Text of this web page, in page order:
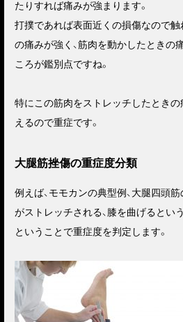
たりすれば痛みが強まります。
打撲であれば表面近くの損傷なので触
の痛みが強く、筋肉を動かしたときの
ころが鑑別点ですね。
特にこの筋肉をストレッチしたとき
えるので重症です。
大腿筋挫傷の重症度分類
例えば、モモカンの典型例、大腿四頭
がストレッチされる、膝を曲げるとい
ということで重症度を判定します。